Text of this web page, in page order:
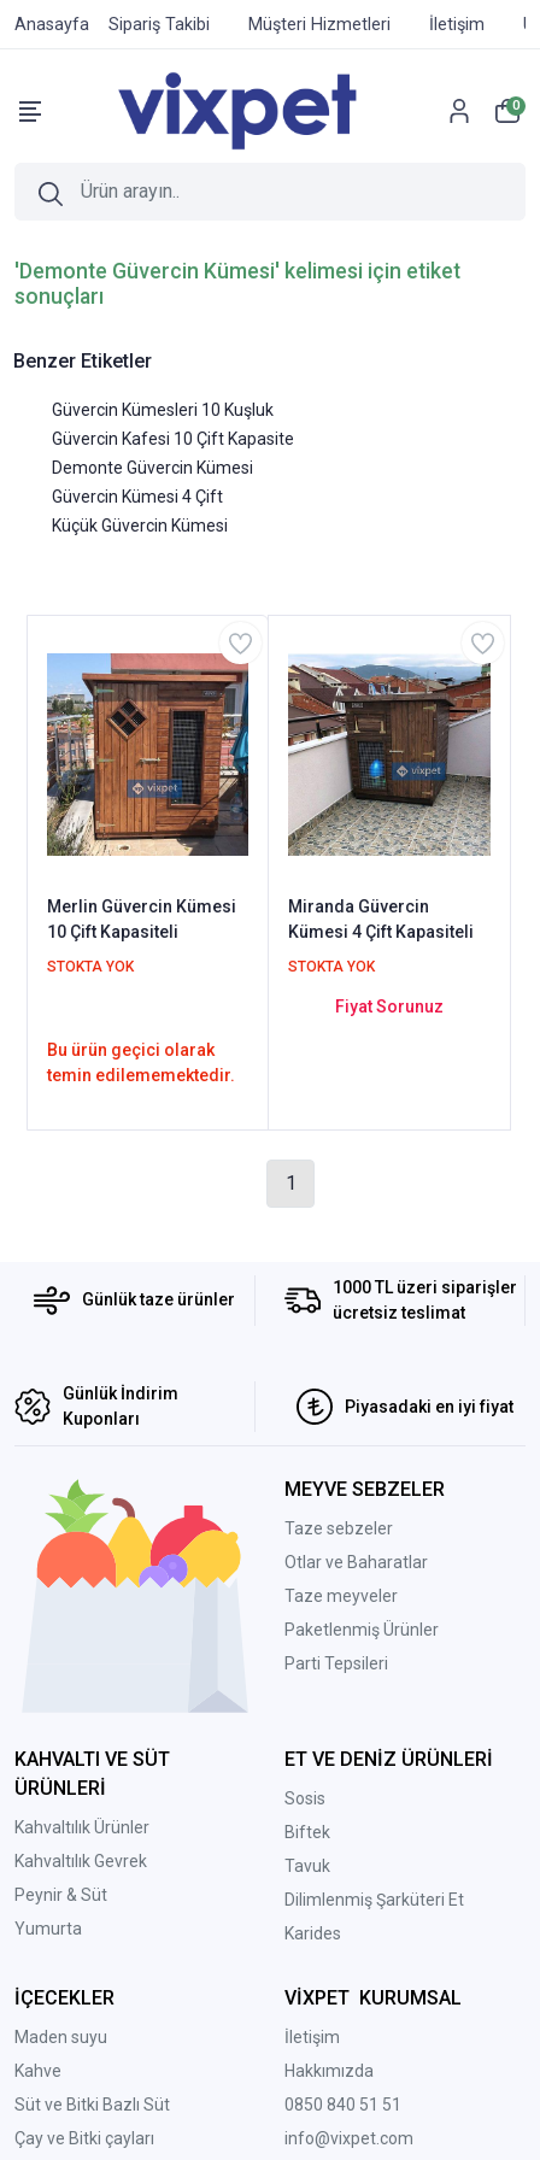
Anasayfa Sipariş Takibi Müşteri Hizmetleri İletişim
0
'Demonte Güvercin Kümesi' kelimesi için etiket
sonuçları
Benzer Etiketler
Güvercin Kümesleri 10 Kuşluk
Güvercin Kafesi 10 Çift Kapasite
Demonte Güvercin Kümesi
Güvercin Kümesi 4 Çift
Küçük Güvercin Kümesi
Merlin Güvercin Kümesi
10 Çift Kapasiteli
STOKTA YOK
Bu ürün geçici olarak
temin edilememektedir.
Miranda Güvercin
Kümesi 4 Çift Kapasiteli
STOKTA YOK
Fiyat Sorunuz
1
Günlük taze ürünler
1000 TL üzeri siparişler
ücretsiz teslimat
Günlük İndirim
Kuponları
Piyasadaki en iyi fiyat
MEYVE SEBZELER
Taze sebzeler
Otlar ve Baharatlar
Taze meyveler
Paketlenmiş Ürünler
Parti Tepsileri
KAHVALTI VE SÜT
ÜRÜNLERİ
Kahvaltılık Ürünler
Kahvaltılık Gevrek
Peynir & Süt
Yumurta
ET VE DENİZ ÜRÜNLERİ
Sosis
Biftek
Tavuk
Dilimlenmiş Şarküteri Et
Karides
İÇECEKLER
Maden suyu
Kahve
Süt ve Bitki Bazlı Süt
Çay ve Bitki çayları
VİXPET KURUMSAL
İletişim
Hakkımızda
0850 840 51 51
info@vixpet.com